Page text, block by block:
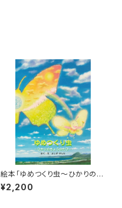
絵本「ゆめつくり虫～ひかりのち
ょうのたび～」（記念ポストカー
ド付き）
¥2,200